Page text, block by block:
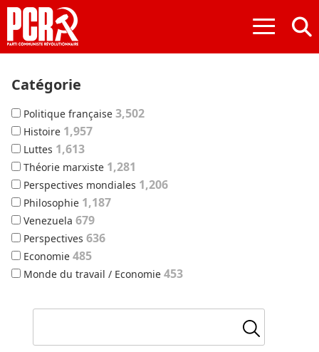
≡
Catégorie
Politique française 3,502
Histoire 1,957
Luttes 1,613
Théorie marxiste 1,281
Perspectives mondiales 1,206
Philosophie 1,187
Venezuela 679
Perspectives 636
Economie 485
Monde du travail / Economie 453